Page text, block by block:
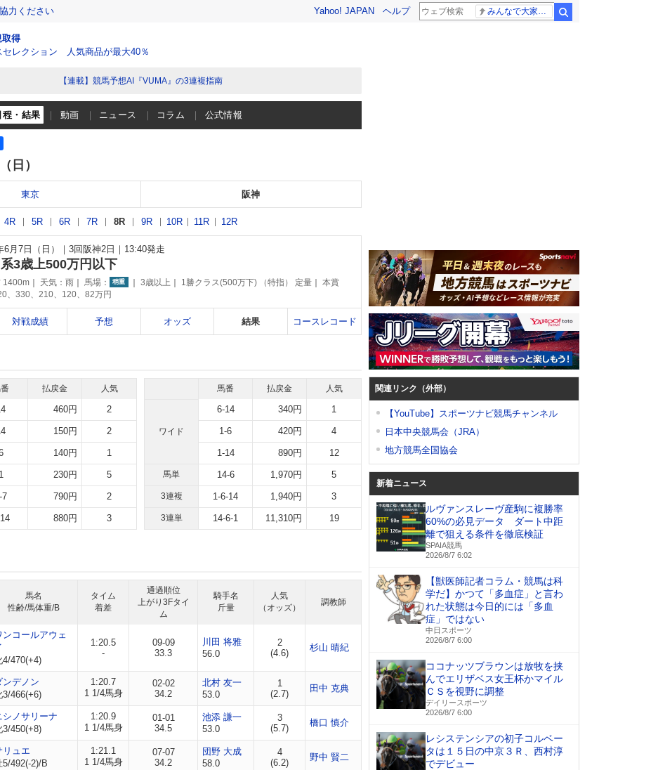
力ください Yahoo! JAPAN ヘルプ
取得
セレクション 人気商品が最大40％
【連載】競馬予想AI『VUMA』の3連複指南
程・結果 動画 ニュース コラム 公式情報
日）
東京 阪神
4R 5R 6R 7R 8R 9R 10R 11R 12R
6月7日（日） 3回阪神2日 13:40発走
3歳上500万円以下
1400m 天気： 雨 馬場： 稍重 3歳以上 1勝クラス(500万下) （特指） 定量
本賞
、330、210、120、82万円
対戦成績 予想 オッズ 結果 コースレコード
払戻金 人気
460円 2
150円 2
140円 1
1 230円 5
7 790円 2
880円 3
馬番 払戻金 人気
ワイド
6-14 340円 1
1-6 420円 4
1-14 890円 12
馬単 14-6 1,970円 5
3連複 1-6-14 1,940円 3
3連単 14-6-1 11,310円 19
馬名
性齢/馬体重/B
タイム
着差
通過順位
上がり3Fタイ
ム
騎手名
斤量
人気
（オッズ）
調教師
ンコールアウェ
4/470(+4)
1:20.5
-
09-09
33.3
川田 将雅
56.0
2
(4.6)
杉山 晴紀
ンデノン
3/466(+6)
1:20.7
1 1/4馬身
02-02
34.2
北村 友一
53.0
1
(2.7)
田中 克典
シノサリーナ
3/450(+8)
1:20.9
1 1/4馬身
01-01
34.5
池添 謙一
53.0
3
(5.7)
橋口 慎介
リュエ
5/492(-2)/B
1:21.1
1 1/4馬身
07-07
34.2
団野 大成
58.0
4
(6.2)
野中 賢二
関連リンク（外部）
【YouTube】スポーツナビ競馬チャンネル
日本中央競馬会（JRA）
地方競馬全国協会
新着ニュース
ルヴァンスレーヴ産駒に複勝率
60%の必見データ ダート中距
離で狙える条件を徹底検証
SPAIA競馬
2026/8/7 6:02
【獣医師記者コラム・競馬は科
学だ】かつて「多血症」と言わ
れた状態は今日的には「多血
症」ではない
中日スポーツ
2026/8/7 6:00
ココナッツブラウンは放牧を挟
んでエリザベス女王杯かマイル
ＣＳを視野に調整
デイリースポーツ
2026/8/7 6:00
レシステンシアの初子コルベー
タは１５日の中京３Ｒ、西村淳
でデビュー